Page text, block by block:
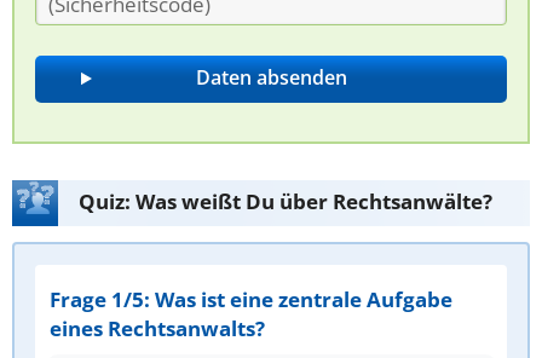
Quiz: Was weißt Du über Rechtsanwälte?
Frage 1/5: Was ist eine zentrale Aufgabe
eines Rechtsanwalts?